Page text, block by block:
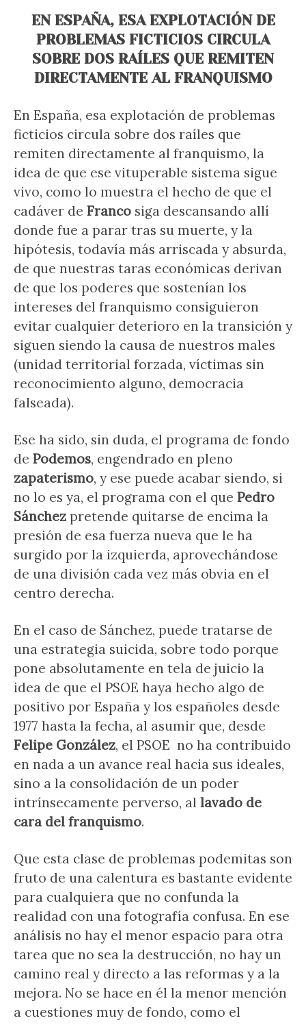
EN ESPAÑA, ESA EXPLOTACIÓN DE
PROBLEMAS FICTICIOS CIRCULA
SOBRE DOS RAÍLES QUE REMITEN
DIRECTAMENTE AL FRANQUISMO
En España, esa explotación de problemas
ficticios circula sobre dos raíles que
remiten directamente al franquismo, la
idea de que ese vituperable sistema sigue
vivo, como lo muestra el hecho de que el
cadáver de Franco siga descansando allí
donde fue a parar tras su muerte, y la
hipótesis, todavía más arriscada y absurda,
de que nuestras taras económicas derivan
de que los poderes que sostenían los
intereses del franquismo consiguieron
evitar cualquier deterioro en la transición y
siguen siendo la causa de nuestros males
(unidad territorial forzada, víctimas sin
reconocimiento alguno, democracia
falseada).
Ese ha sido, sin duda, el programa de fondo
de Podemos, engendrado en pleno
zapaterismo, y ese puede acabar siendo, si
no lo es ya, el programa con el que Pedro
Sánchez pretende quitarse de encima la
presión de esa fuerza nueva que le ha
surgido por la izquierda, aprovechándose
de una división cada vez más obvia en el
centro derecha.
En el caso de Sánchez, puede tratarse de
una estrategia suicida, sobre todo porque
pone absolutamente en tela de juicio la
idea de que el PSOE haya hecho algo de
positivo por España y los españoles desde
1977 hasta la fecha, al asumir que, desde
Felipe González, el PSOE no ha contribuido
en nada a un avance real hacia sus ideales,
sino a la consolidación de un poder
intrínsecamente perverso, al lavado de
cara del franquismo.
Que esta clase de problemas podemitas son
fruto de una calentura es bastante evidente
para cualquiera que no confunda la
realidad con una fotografía confusa. En ese
análisis no hay el menor espacio para otra
tarea que no sea la destrucción, no hay un
camino real y directo a las reformas y a la
mejora. No se hace en él la menor mención
a cuestiones muy de fondo, como el